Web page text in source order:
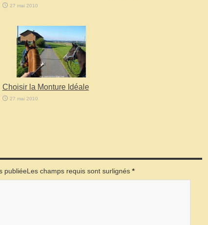
27 mai 2010
Choisir la Monture Idéale
27 mai 2010
publiéeLes champs requis sont surlignés *